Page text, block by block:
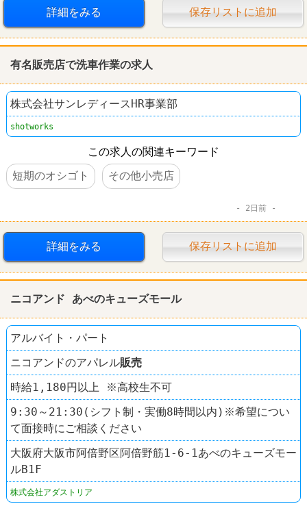
詳細をみる 保存リストに追加
有名販売店で洗車作業の求人
株式会社サンレディースHR事業部
shotworks
この求人の関連キーワード
短期のオシゴト
その他小売店
2日前
詳細をみる 保存リストに追加
ニコアンド あべのキューズモール
アルバイト・パート
ニコアンドのアパレル販売
時給1,180円以上 ※高校生不可
9:30～21:30(シフト制・実働8時間以内)※希望につい
て面接時にご相談ください
大阪府大阪市阿倍野区阿倍野筋1-6-1あべのキューズモー
ルB1F
株式会社アダストリア